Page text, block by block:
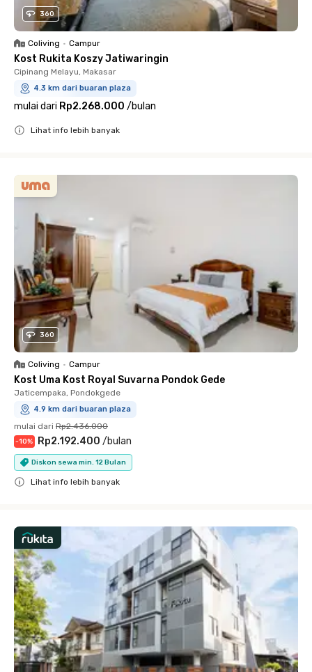
360
Coliving • Campur
Kost Rukita Koszy Jatiwaringin
Cipinang Melayu, Makasar
4.3 km dari buaran plaza
mulai dari Rp2.268.000 /bulan
Lihat info lebih banyak
360
Coliving • Campur
Kost Uma Kost Royal Suvarna Pondok Gede
Jaticempaka, Pondokgede
4.9 km dari buaran plaza
mulai dari Rp2.436.000
-10% Rp2.192.400 /bulan
Diskon sewa min. 12 Bulan
Lihat info lebih banyak